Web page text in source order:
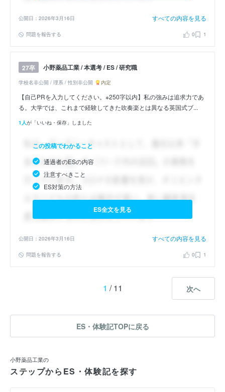
公開日：2026年3月16日 すべての内容を見る
問題を報告する 0 1
27卒 小野薬品工業 / 本選考 / ES / 研究職
学校名非公開 / 理系 / 性別非公開 内定
【自己PRを入力してください。※250字以内】私の強みは追求力であ
る。大学では、これまで経験してきた吹奏楽とは異なる英国式ブ...
1人が「いいね・保存」しました
この投稿でわかること
通過者のESの内容
注意すべきこと
ES対策の方法
ES全文を見る
公開日：2026年3月16日 すべての内容を見る
問題を報告する 0 1
1 / 11 次へ
ES・体験記TOPに戻る
小野薬品工業の
ステップからES・体験記を探す